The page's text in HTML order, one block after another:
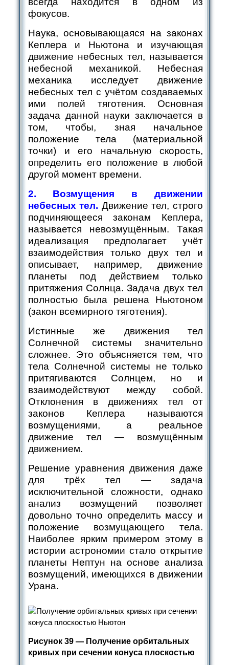
фокусов.
Наука, основывающаяся на законах
Кеплера и Ньютона и изучающая
движение небесных тел, называется
небесной механикой. Небесная
механика исследует движение
небесных тел с учётом создаваемых
ими полей тяготения. Основная
задача данной науки заключается в
том, чтобы, зная начальное
положение тела (материальной
точки) и его начальную скорость,
определить его положение в любой
другой момент времени.
2. Возмущения в движении
небесных тел. Движение тел, строго
подчиняющееся законам Кеплера,
называется невозмущённым. Такая
идеализация предполагает учёт
взаимодействия только двух тел и
описывает, например, движение
планеты под действием только
притяжения Солнца. Задача двух тел
полностью была решена Ньютоном
(закон всемирного тяготения).
Истинные же движения тел
Солнечной системы значительно
сложнее. Это объясняется тем, что
тела Солнечной системы не только
притягиваются Солнцем, но и
взаимодействуют между собой.
Отклонения в движениях тел от
законов Кеплера называются
возмущениями, а реальное
движение тел — возмущённым
движением.
Решение уравнения движения даже
для трёх тел — задача
исключительной сложности, однако
анализ возмущений позволяет
довольно точно определить массу и
положение возмущающего тела.
Наиболее ярким примером этому в
истории астрономии стало открытие
планеты Нептун на основе анализа
возмущений, имеющихся в движении
Урана.
Рисунок 39 — Получение орбитальных
кривых при сечении конуса плоскостью